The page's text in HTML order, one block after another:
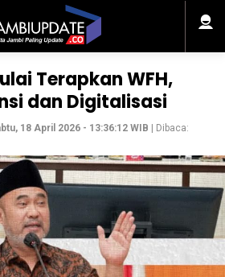
Terapkan WFH,
dan Digitalisasi
18 April 2026 - 13:36:12 WIB | Dibaca: